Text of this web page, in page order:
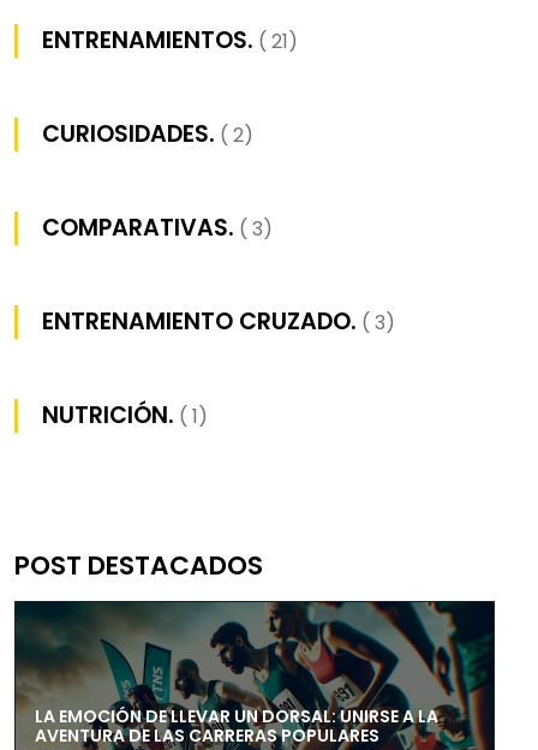
ENTRENAMIENTOS. ( 21)
CURIOSIDADES. ( 2)
COMPARATIVAS. ( 3)
ENTRENAMIENTO CRUZADO. ( 3)
NUTRICIÓN. ( 1)
POST DESTACADOS
LA EMOCIÓN DE LLEVAR UN DORSAL: UNIRSE A LA
AVENTURA DE LAS CARRERAS POPULARES